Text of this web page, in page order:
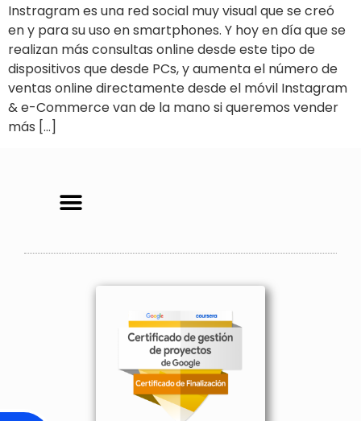
Instragram es una red social muy visual que se creó
en y para su uso en smartphones. Y hoy en día que se
realizan más consultas online desde este tipo de
dispositivos que desde PCs, y aumenta el número de
ventas online directamente desde el móvil Instagram
& e-Commerce van de la mano si queremos vender
más […]